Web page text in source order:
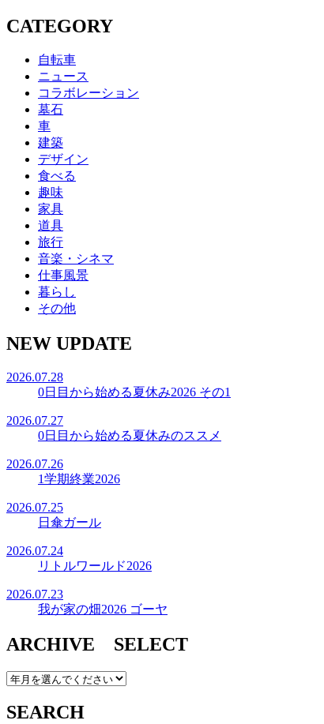
CATEGORY
自転車
ニュース
コラボレーション
墓石
車
建築
デザイン
食べる
趣味
家具
道具
旅行
音楽・シネマ
仕事風景
暮らし
その他
NEW UPDATE
2026.07.28
0日目から始める夏休み2026 その1
2026.07.27
0日目から始める夏休みのススメ
2026.07.26
1学期終業2026
2026.07.25
日傘ガール
2026.07.24
リトルワールド2026
2026.07.23
我が家の畑2026 ゴーヤ
ARCHIVE SELECT
SEARCH